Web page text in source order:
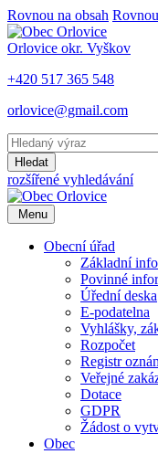
Rovnou na obsah
Orlovice okr. Vyškov
+420 517 365 548
orlovice@gmail.com
Hledat
rozšířené vyhledávání
Menu
Obecní úřad
Základní
Povinné
Úřední deska
E-podatelna
Vyhlášky,
Rozpočet
Registr
Veřejné
Dotace
GDPR
Žádost o
Obec